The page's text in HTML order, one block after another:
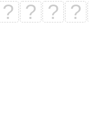
? ? ? ?